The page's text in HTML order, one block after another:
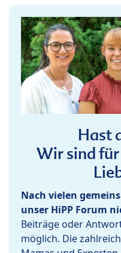
Hast
Wir sind
Nach vielen
unser HiPP Forum
Beiträge oder
möglich. Die